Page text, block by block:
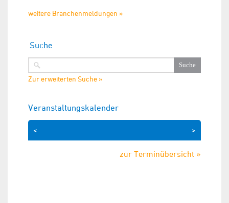
weitere Branchenmeldungen »
Suche
Zur erweiterten Suche »
Veranstaltungskalender
>
<
zur Terminübersicht »